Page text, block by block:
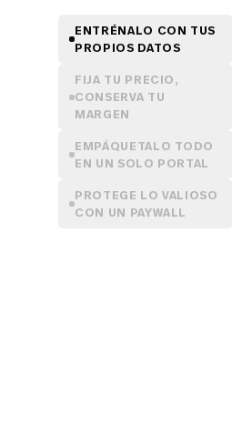
ENTRÉNALO CON TUS
PROPIOS DATOS
FIJA TU PRECIO,
CONSERVA TU
MARGEN
EMPÁQUETALO TODO
EN UN SOLO PORTAL
PROTEGE LO VALIOSO
CON UN PAYWALL